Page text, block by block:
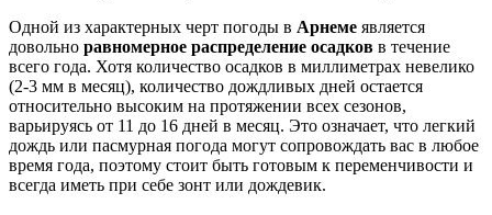
Одной из характерных черт погоды в Арнеме является
довольно равномерное распределение осадков в течение
всего года. Хотя количество осадков в миллиметрах невелико
(2-3 мм в месяц), количество дождливых дней остается
относительно высоким на протяжении всех сезонов,
варьируясь от 11 до 16 дней в месяц. Это означает, что легкий
дождь или пасмурная погода могут сопровождать вас в любое
время года, поэтому стоит быть готовым к переменчивости и
всегда иметь при себе зонт или дождевик.